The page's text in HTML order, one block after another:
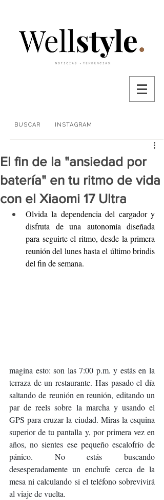
BUSCAR INSTAGRAM
El fin de la "ansiedad por
batería" en tu ritmo de vida
con el Xiaomi 17 Ultra
Olvida la dependencia del cargador y
disfruta de una autonomía diseñada
para seguirte el ritmo, desde la primera
reunión del lunes hasta el último brindis
del fin de semana.
magina esto: son las 7:00 p.m. y estás en la
terraza de un restaurante. Has pasado el día
saltando de reunión en reunión, editando un
par de reels sobre la marcha y usando el
GPS para cruzar la ciudad. Miras la esquina
superior de tu pantalla y, por primera vez en
años, no sientes ese pequeño escalofrío de
pánico. No estás buscando
desesperadamente un enchufe cerca de la
mesa ni calculando si el teléfono sobrevivirá
al viaje de vuelta.